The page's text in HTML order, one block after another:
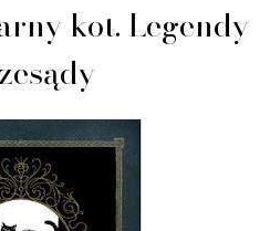
kot. Legendy